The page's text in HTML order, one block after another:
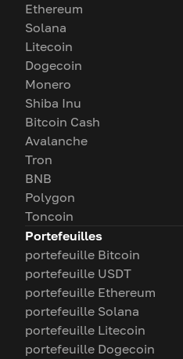
Ethereum
Solana
Litecoin
Dogecoin
Monero
Shiba Inu
Bitcoin Cash
Avalanche
Tron
BNB
Polygon
Toncoin
Portefeuilles
portefeuille Bitcoin
portefeuille USDT
portefeuille Ethereum
portefeuille Solana
portefeuille Litecoin
portefeuille Dogecoin